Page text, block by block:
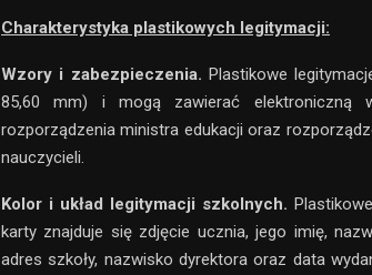
Charakterystyka plastikowych legitymacji:
Wzory i zabezpieczenia. Plastikowe
85,60 mm) i mogą zawierać elektroniczną
rozporządzenia ministra edukacji oraz
nauczycieli.
Kolor i układ legitymacji szkolnych.
karty znajduje się zdjęcie ucznia, jego imię,
adres szkoły, nazwisko dyrektora oraz data